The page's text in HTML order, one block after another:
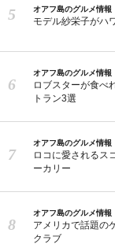
オアフ島のグルメ情報
モデル紗栄子がハ
オアフ島のグルメ情報
ロブスターが食べ
トラン3選
オアフ島のグルメ情報
ロコに愛されるス
ーカリー
オアフ島のグルメ情報
アメリカで話題の
クラブ